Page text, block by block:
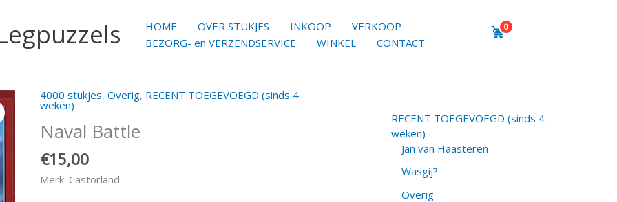
HOME OVER STUKJES INKOOP
VERKOOP
BEZORG- en VERZENDSERVICE
WINKEL CONTACT
0
4000 stukjes, Overig, RECENT TOEGEVOEGD (sinds 4
weken)
Naval Battle
€15,00
Merk: Castorland
RECENT TOEGEVOEGD (sinds 4
weken)
Jan van Haasteren
Wasgij?
Overig